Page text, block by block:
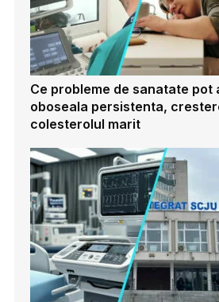
Ce probleme de sanatate pot
oboseala persistenta,
colesterolul marit